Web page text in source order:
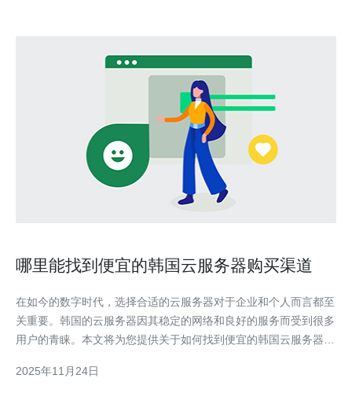
哪里能找到便宜的韩国云服务器购买渠道
在如今的数字时代，选择合适的云服务器对于企业和个人而言都至
关重要。韩国的云服务器因其稳定的网络和良好的服务而受到很多
用户的青睐。本文将为您提供关于如何找到便宜的韩国云服务器购
比高的韩国云服务器。 1. 确定您的需求 在寻找韩国云服务器之
2025年11月24日